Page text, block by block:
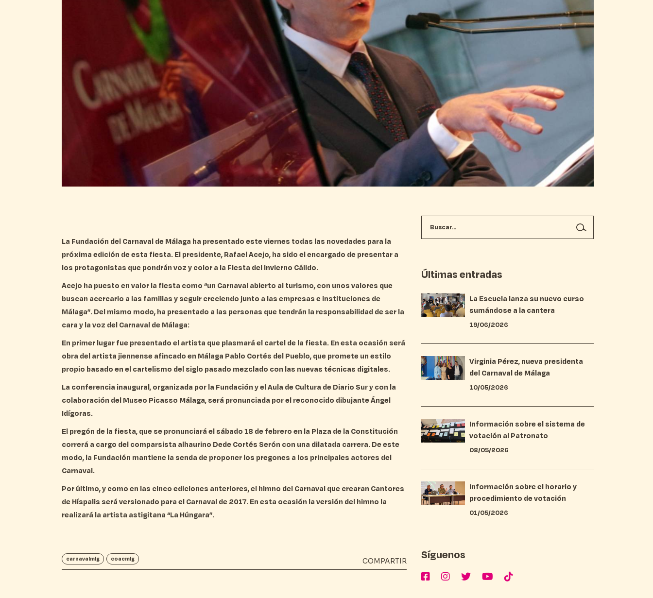
La Fundación del Carnaval de Málaga ha presentado este viernes todas las novedades para la
próxima edición de esta fiesta. El presidente, Rafael Acejo, ha sido el encargado de presentar a
los protagonistas que pondrán voz y color a la Fiesta del Invierno Cálido.
Acejo ha puesto en valor la fiesta como “un Carnaval abierto al turismo, con unos valores que
buscan acercarlo a las familias y seguir creciendo junto a las empresas e instituciones de
Málaga”. Del mismo modo, ha presentado a las personas que tendrán la responsabilidad de ser la
cara y la voz del Carnaval de Málaga:
En primer lugar fue presentado el artista que plasmará el cartel de la fiesta. En esta ocasión será
obra del artista jiennense afincado en Málaga Pablo Cortés del Pueblo, que promete un estilo
propio basado en el cartelismo del siglo pasado mezclado con las nuevas técnicas digitales.
La conferencia inaugural, organizada por la Fundación y el Aula de Cultura de Diario Sur y con la
colaboración del Museo Picasso Málaga, será pronunciada por el reconocido dibujante Ángel
Idígoras.
El pregón de la fiesta, que se pronunciará el sábado 18 de febrero en la Plaza de la Constitución
correrá a cargo del comparsista alhaurino Dede Cortés Serón con una dilatada carrera. De este
modo, la Fundación mantiene la senda de proponer los pregones a los principales actores del
Carnaval.
Por último, y como en las cinco ediciones anteriores, el himno del Carnaval que crearan Cantores
de Híspalis será versionado para el Carnaval de 2017. En esta ocasión la versión del himno la
realizará la artista astigitana “La Húngara”.
carnavalmlg coacmlg COMPARTIR
Últimas entradas
La Escuela lanza su nuevo curso
sumándose a la cantera
19/06/2026
Virginia Pérez, nueva presidenta
del Carnaval de Málaga
10/05/2026
Información sobre el sistema de
votación al Patronato
08/05/2026
Información sobre el horario y
procedimiento de votación
01/05/2026
Síguenos